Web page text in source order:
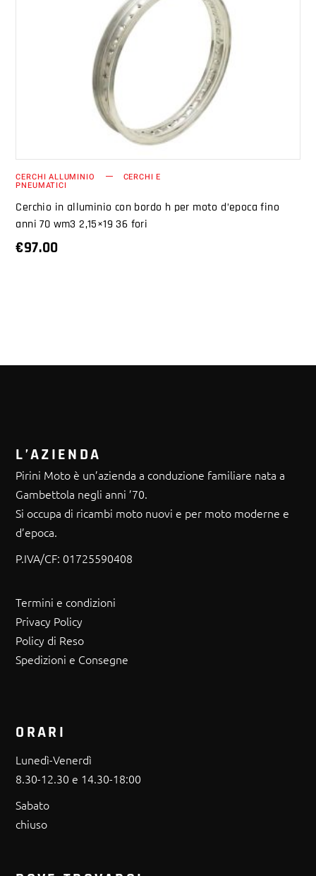
AGGIUNGI AL CARRELLO
CERCHI ALLUMINIO CERCHI E
PNEUMATICI
Cerchio in alluminio con bordo h per moto d’epoca fino
anni 70 wm3 2,15×19 36 fori
€97.00
L’AZIENDA
Pirini Moto è un’azienda a conduzione familiare nata a
Gambettola negli anni ’70.
Si occupa di ricambi moto nuovi e per moto moderne e
d’epoca.
P.IVA/CF: 01725590408
Termini e condizioni
Privacy Policy
Policy di Reso
Spedizioni e Consegne
ORARI
Lunedì-Venerdì
8.30-12.30 e 14.30-18:00
Sabato
chiuso